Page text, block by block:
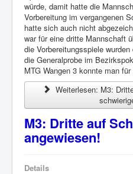
würde, damit hatte die
Vorbereitung im vergangenen
hatte sich auch nicht
war für eine dritte Mannschaft
die Vorbereitungsspiele
die Generalprobe im
MTG Wangen 3 konnte man
Weiterlesen: M3:
M3: Dritte auf
angewiesen!
Details